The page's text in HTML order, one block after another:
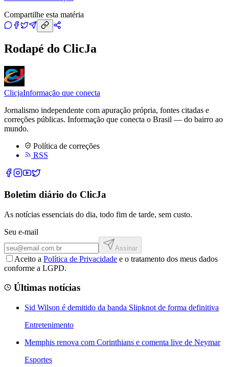
Compartilhe esta matéria
Rodapé do ClicJa
ClicjaInformação que conecta
Jornalismo independente com apuração própria, fontes citadas e
correções públicas. Informação que conecta o Brasil — do bairro ao
mundo.
Política de correções
RSS
Boletim diário do ClicJa
As notícias essenciais do dia, todo fim de tarde, sem custo.
Seu e-mail
Assinar
Aceito a Política de Privacidade e o tratamento dos meus dados
conforme a LGPD.
Últimas notícias
Sid Wilson é demitido da banda Slipknot de forma definitiva
Entretenimento
Memphis renova com Corinthians e comenta live de Neymar
Esportes